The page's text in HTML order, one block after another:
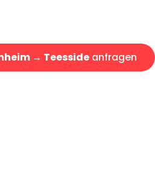
→ Teesside anfragen